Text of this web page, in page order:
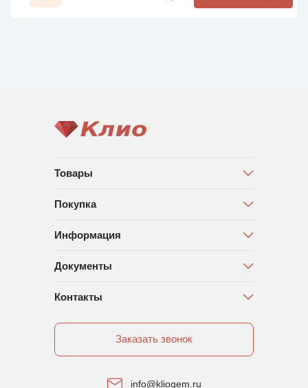
Товары
Покупка
Информация
Документы
Контакты
Заказать звонок
info@kliogem.ru